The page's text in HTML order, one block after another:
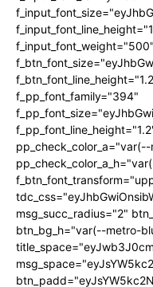
f_input_font_weight="500"
f_pp_font_family="394"
msg_succ_radius="2"
btn_bg_h="var(--metro-